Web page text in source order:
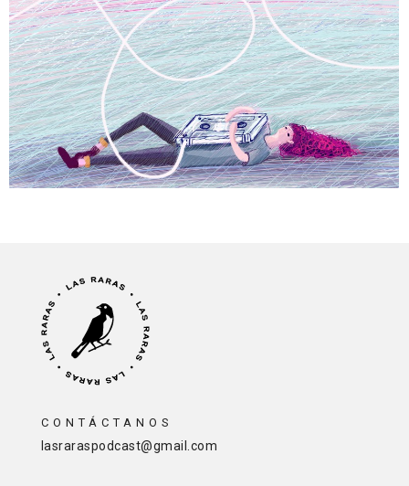
CONTÁCTANOS
lasraraspodcast@gmail.com